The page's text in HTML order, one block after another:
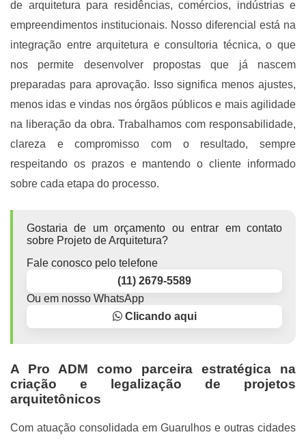
de arquitetura para residências, comércios, indústrias e
empreendimentos institucionais. Nosso diferencial está na
integração entre arquitetura e consultoria técnica, o que
nos permite desenvolver propostas que já nascem
preparadas para aprovação. Isso significa menos ajustes,
menos idas e vindas nos órgãos públicos e mais agilidade
na liberação da obra. Trabalhamos com responsabilidade,
clareza e compromisso com o resultado, sempre
respeitando os prazos e mantendo o cliente informado
sobre cada etapa do processo.
Gostaria de um orçamento ou entrar em contato
sobre Projeto de Arquitetura?
Fale conosco pelo telefone
(11) 2679-5589
Ou em nosso WhatsApp
Clicando aqui
A Pro ADM como parceira estratégica na
criação e legalização de projetos
arquitetônicos
Com atuação consolidada em Guarulhos e outras cidades